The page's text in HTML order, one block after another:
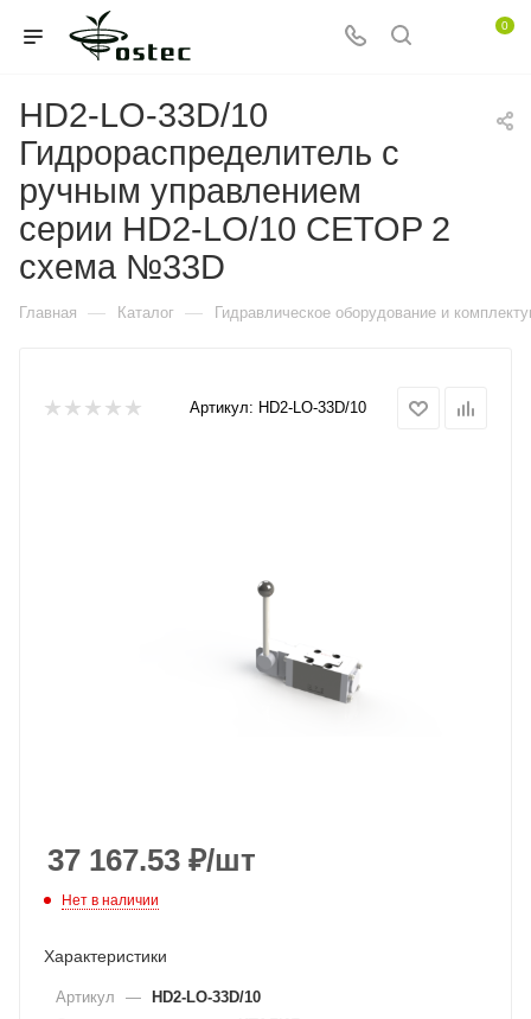
0
HD2-LO-33D/10
Гидрораспределитель с
ручным управлением
серии HD2-LO/10 CETOP 2
схема №33D
Главная — Каталог — Гидравлическое оборудование и
Артикул: HD2-LO-33D/10
37 167.53 ₽/шт
Нет в наличии
Характеристики
Артикул — HD2-LO-33D/10